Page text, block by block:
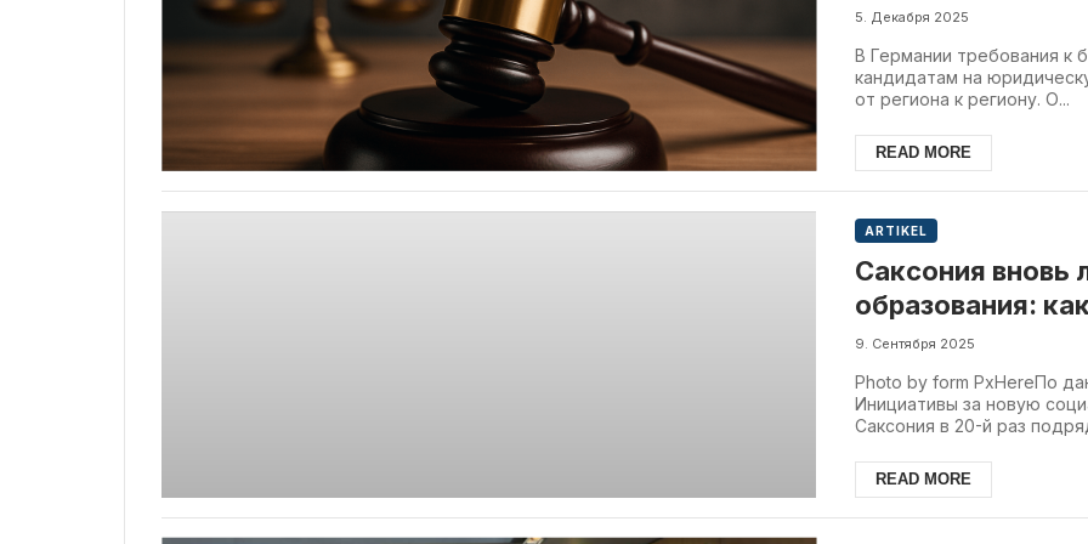
5. Декабря 2025
В Германии требования к
кандидатам на
от региона к региону. О...
READ MORE
ARTIKEL
Саксония вновь
образования:
9. Сентября 2025
Photo by form PxHereПо
Инициативы за новую
Саксония в 20-й раз
READ MORE